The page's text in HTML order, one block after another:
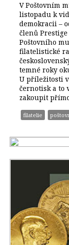
V Poštovním
listopadu k
demokracii –
členů
Poštovního
filatelistické
temné roky
U příležitosti
černotisk a to
zakoupit
filatelie